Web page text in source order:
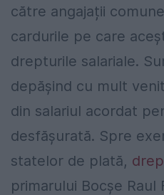
către angajații
cardurile pe care
drepturile salariale.
depășind cu mult
din salariul acordat
desfășurată. Spre
statelor de plată,
primarului Bocșe